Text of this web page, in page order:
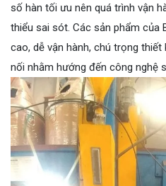
số hàn tối ưu nên quá trình vận
thiểu sai sót. Các sản phẩm của
cao, dễ vận hành, chú trọng
nối nhằm hướng đến công nghệ